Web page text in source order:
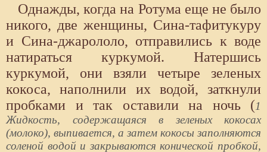
Однажды, когда на Ротума еще не было
никого, две женщины, Сина-тафитукуру
и Сина-джарололо, отправились к воде
натираться куркумой. Натершись
куркумой, они взяли четыре зеленых
кокоса, наполнили их водой, заткнули
пробками и так оставили на ночь (1
Жидкость, содержащаяся в зеленых кокосах
(молоко), выпивается, а затем кокосы заполняются
соленой водой и закрываются конической пробкой,